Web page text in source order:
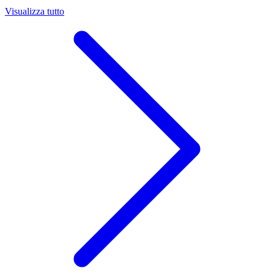
Visualizza tutto